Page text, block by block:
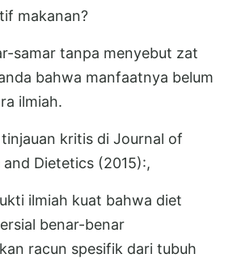
makanan?
samar tanpa menyebut zat
bahwa manfaatnya belum
ilmiah.
kritis di Journal of
Dietetics (2015):,
ilmiah kuat bahwa diet
benar-benar
racun spesifik dari tubuh